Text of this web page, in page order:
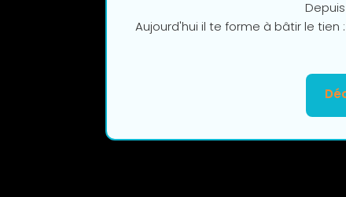
Aujourd'hui il te forme à bâtir le tien :